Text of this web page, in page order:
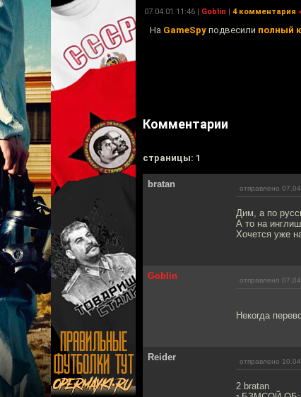
07.04.01 11:46 | Goblin | 4 комментария »
На GameSpy подвесили полный
Комментарии
cтраницы: 1
bratan отправлено
Дим, а по
А то на
Хочется уже
Goblin отправлено
Некогда
Reider отправлено
2 bratan